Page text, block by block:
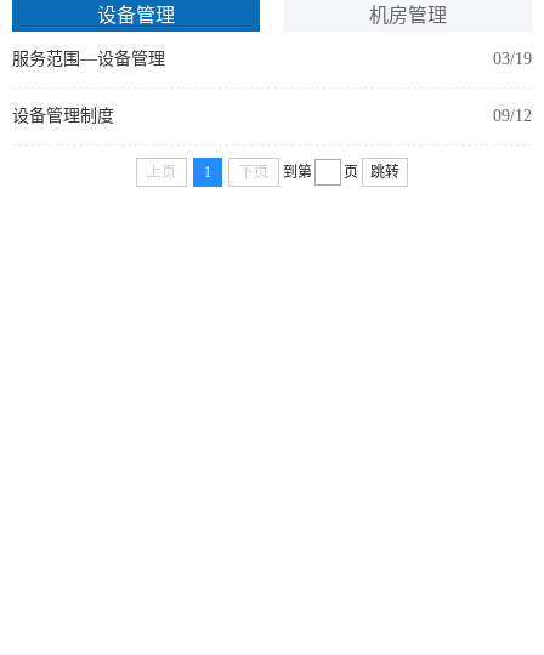
设备管理 机房管理
服务范围—设备管理 03/19
设备管理制度 09/12
上页 1 下页 到第 页 跳转